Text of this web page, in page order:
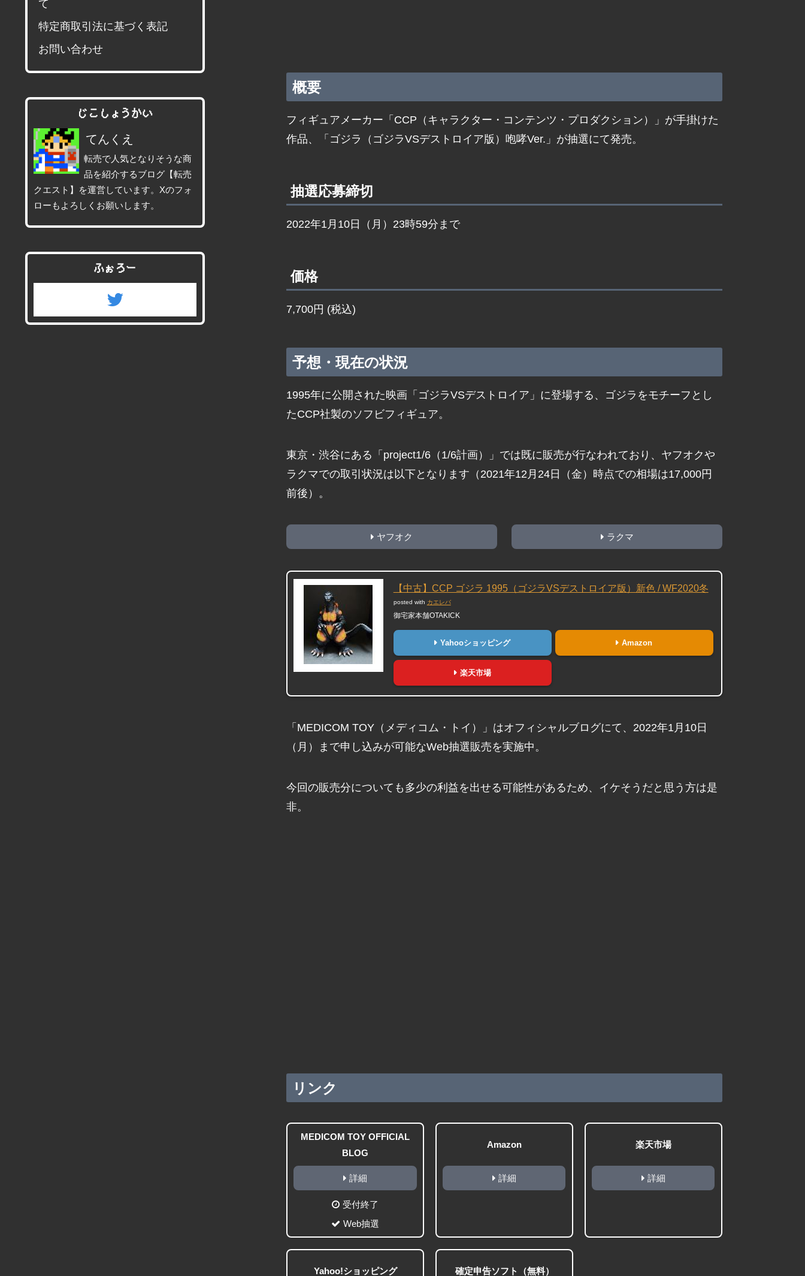
概要
フィギュアメーカー「CCP（キャラクター・コンテンツ・プロダクション）」が手掛けた
作品、「ゴジラ（ゴジラVSデストロイア版）咆哮Ver.」が抽選にて発売。
抽選応募締切
2022年1月10日（月）23時59分まで
価格
7,700円 (税込)
予想・現在の状況
1995年に公開された映画「ゴジラVSデストロイア」に登場する、ゴジラをモチーフとし
たCCP社製のソフビフィギュア。
東京・渋谷にある「project1/6（1/6計画）」では既に販売が行なわれており、ヤフオクや
ラクマでの取引状況は以下となります（2021年12月24日（金）時点での相場は17,000円
前後）。
ヤフオク ラクマ
【中古】CCP ゴジラ 1995（ゴジラVSデストロイア版）新色 / WF2020冬
posted with カエレバ
御宅家本舗OTAKICK
Yahooショッピング Amazon
楽天市場
「MEDICOM TOY（メディコム・トイ）」はオフィシャルブログにて、2022年1月10日
（月）まで申し込みが可能なWeb抽選販売を実施中。
今回の販売分についても多少の利益を出せる可能性があるため、イケそうだと思う方は是
非。
リンク
MEDICOM TOY OFFICIAL
BLOG
詳細
受付終了
Web抽選
Amazon
詳細
楽天市場
詳細
Yahoo!ショッピング 確定申告ソフト（無料）
て
特定商取引法に基づく表記
お問い合わせ
じこしょうかい
てんくえ
転売で人気となりそうな商
品を紹介するブログ【転売
クエスト】を運営しています。Xのフォ
ローもよろしくお願いします。
ふぉろー
twitter